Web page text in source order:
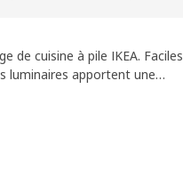
de cuisine à pile IKEA. Faciles
luminaires apportent une
: sous les meubles, dans